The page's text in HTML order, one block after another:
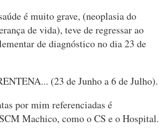
é muito grave, (neoplasia do
de vida), teve de regressar ao
de diagnóstico no dia 23 de
(23 de Junho a 6 de Julho).
por mim referenciadas é
Machico, como o CS e o Hospital.